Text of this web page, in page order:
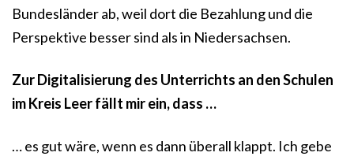
Bundesländer ab, weil dort die Bezahlung und die
Perspektive besser sind als in Niedersachsen.
Zur Digitalisierung des Unterrichts an den Schulen
im Kreis Leer fällt mir ein, dass …
… es gut wäre, wenn es dann überall klappt. Ich gebe